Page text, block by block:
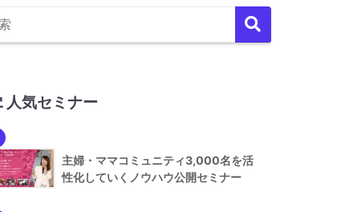
人気セミナー
主婦・ママコミュニティ3,000名を活
性化していくノウハウ公開セミナー